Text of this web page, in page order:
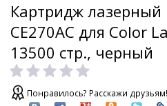
Картридж лазерный
CE270AC для Color
13500 стр., черный
Понравилось? Расскажи друзьям!